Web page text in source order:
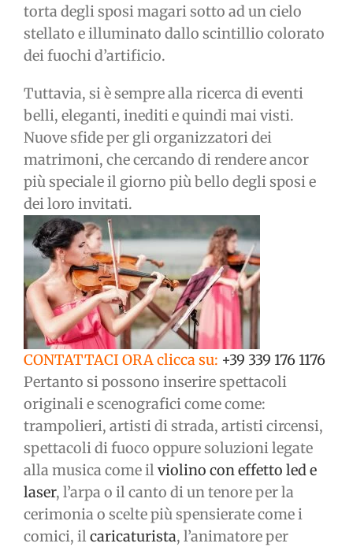
torta degli sposi magari sotto ad un cielo
stellato e illuminato dallo scintillio colorato
dei fuochi d’artificio.
Tuttavia, si è sempre alla ricerca di eventi
belli, eleganti, inediti e quindi mai visti.
Nuove sfide per gli organizzatori dei
matrimoni, che cercando di rendere ancor
più speciale il giorno più bello degli sposi e
dei loro invitati.
CONTATTACI ORA clicca su: +39 339 176 1176
Pertanto si possono inserire spettacoli
originali e scenografici come come:
trampolieri, artisti di strada, artisti circensi,
spettacoli di fuoco oppure soluzioni legate
alla musica come ilviolino con effetto led e
laser, l’arpa o il canto di un tenore per la
cerimonia o scelte più spensierate come i
comici, ilcaricaturista, l’animatore per